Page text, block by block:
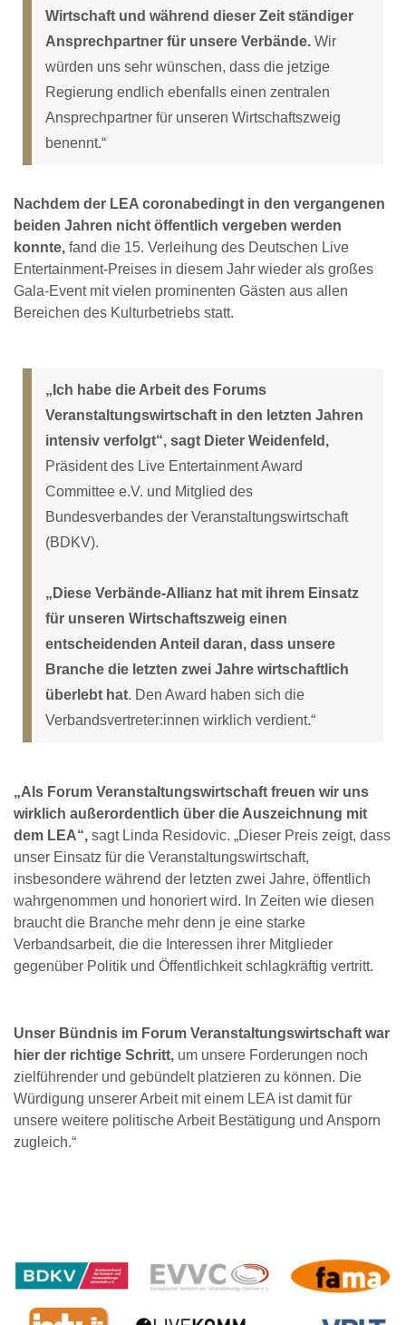
Wirtschaft und während dieser Zeit ständiger
Ansprechpartner für unsere Verbände. Wir
würden uns sehr wünschen, dass die jetzige
Regierung endlich ebenfalls einen zentralen
Ansprechpartner für unseren Wirtschaftszweig
benennt.“
Nachdem der LEA coronabedingt in den vergangenen
beiden Jahren nicht öffentlich vergeben werden
konnte, fand die 15. Verleihung des Deutschen Live
Entertainment-Preises in diesem Jahr wieder als großes
Gala-Event mit vielen prominenten Gästen aus allen
Bereichen des Kulturbetriebs statt.
„Ich habe die Arbeit des Forums
Veranstaltungswirtschaft in den letzten Jahren
intensiv verfolgt“, sagt Dieter Weidenfeld,
Präsident des Live Entertainment Award
Committee e.V. und Mitglied des
Bundesverbandes der Veranstaltungswirtschaft
(BDKV).
„Diese Verbände-Allianz hat mit ihrem Einsatz
für unseren Wirtschaftszweig einen
entscheidenden Anteil daran, dass unsere
Branche die letzten zwei Jahre wirtschaftlich
überlebt hat. Den Award haben sich die
Verbandsvertreter:innen wirklich verdient.“
„Als Forum Veranstaltungswirtschaft freuen wir uns
wirklich außerordentlich über die Auszeichnung mit
dem LEA“, sagt Linda Residovic. „Dieser Preis zeigt, dass
unser Einsatz für die Veranstaltungswirtschaft,
insbesondere während der letzten zwei Jahre, öffentlich
wahrgenommen und honoriert wird. In Zeiten wie diesen
braucht die Branche mehr denn je eine starke
Verbandsarbeit, die die Interessen ihrer Mitglieder
gegenüber Politik und Öffentlichkeit schlagkräftig vertritt.
Unser Bündnis im Forum Veranstaltungswirtschaft war
hier der richtige Schritt, um unsere Forderungen noch
zielführender und gebündelt platzieren zu können. Die
Würdigung unserer Arbeit mit einem LEA ist damit für
unsere weitere politische Arbeit Bestätigung und Ansporn
zugleich.“